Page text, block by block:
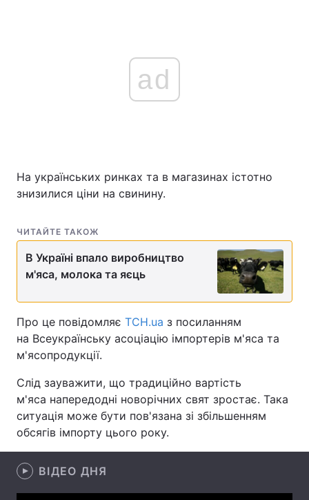
Економіка
Техно і зв'язок Лайт
Здоров'я Туризм
Цікавинки Погода
Екологія
Лонгріди
ad
На українських ринках та в магазинах істотно
знизилися ціни на свинину.
ЧИТАЙТЕ ТАКОЖ
В Україні впало виробництво
м'яса, молока та яєць
Про це повідомляє ТСН.ua з посиланням
на Всеукраїнську асоціацію імпортерів м'яса та
м'ясопродукції.
Слід зауважити, що традиційно вартість
м'яса напередодні новорічних свят зростає. Така
ситуація може бути пов'язана зі збільшенням
обсягів імпорту цього року.
ВІДЕО ДНЯ